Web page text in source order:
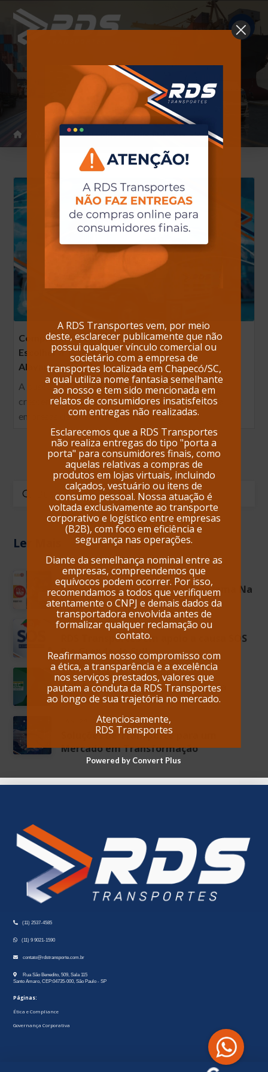
Notícias
Home Notícias #ResponsabilidadeSocial
Compromisso com Excelência: Como
Escolher a Transportadora Certa para
Alavancar seus Resultados
A busca por soluções logísticas que atendam às
crescentes demandas do mercado é essencial para
empresas de diferentes portes e…
Buscar
Enviar
Ler Mais
NOV. 13, 2024
Reconhecimento anual no Programa Na
Mão Certa
MAIO. 22, 2024
RDS Transportes em apoio a causa SOS
Rio Grande do Sul!
JUN. 28, 2024
Celebrando a Conquista do CRC da
Petrobras pela RDS Transportes!
JAN. 29, 2025
Soluções de Transporte para um
Mercado em Transformação
(11) 2537-4585
(11) 9 9021-1590
contato@rdstransporte.com.br
Rua São Benedito, 509, Sala 115
Santo Amaro, CEP:04735-000, São Paulo - SP
Páginas:
Ética e Compliance
Governança Corporativa
A RDS Transportes vem, por meio
deste, esclarecer publicamente que não
possui qualquer vínculo comercial ou
societário com a empresa de
transportes localizada em Chapecó/SC,
a qual utiliza nome fantasia semelhante
ao nosso e tem sido mencionada em
relatos de consumidores insatisfeitos
com entregas não realizadas.
Esclarecemos que a RDS Transportes
não realiza entregas do tipo "porta a
porta" para consumidores finais, como
aquelas relativas a compras de
produtos em lojas virtuais, incluindo
calçados, vestuário ou itens de
consumo pessoal. Nossa atuação é
voltada exclusivamente ao transporte
corporativo e logístico entre empresas
(B2B), com foco em eficiência e
segurança nas operações.
Diante da semelhança nominal entre as
empresas, compreendemos que
equívocos podem ocorrer. Por isso,
recomendamos a todos que verifiquem
atentamente o CNPJ e demais dados da
transportadora envolvida antes de
formalizar qualquer reclamação ou
contato.
Reafirmamos nosso compromisso com
a ética, a transparência e a excelência
nos serviços prestados, valores que
pautam a conduta da RDS Transportes
ao longo de sua trajetória no mercado.
Atenciosamente,
RDS Transportes
Powered by Convert Plus